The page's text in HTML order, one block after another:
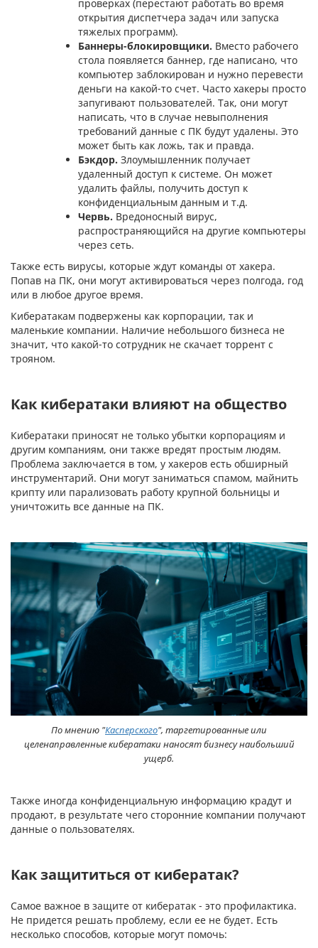
проверках (перестают работать во время
открытия диспетчера задач или запуска
тяжелых программ).
Баннеры-блокировщики. Вместо рабочего
стола появляется баннер, где написано, что
компьютер заблокирован и нужно перевести
деньги на какой-то счет. Часто хакеры просто
запугивают пользователей. Так, они могут
написать, что в случае невыполнения
требований данные с ПК будут удалены. Это
может быть как ложь, так и правда.
Бэкдор. Злоумышленник получает
удаленный доступ к системе. Он может
удалить файлы, получить доступ к
конфиденциальным данным и т.д.
Червь. Вредоносный вирус,
распространяющийся на другие компьютеры
через сеть.
Также есть вирусы, которые ждут команды от хакера.
Попав на ПК, они могут активироваться через полгода, год
или в любое другое время.
Кибератакам подвержены как корпорации, так и
маленькие компании. Наличие небольшого бизнеса не
значит, что какой-то сотрудник не скачает торрент с
трояном.
Как кибератаки влияют на общество
Кибератаки приносят не только убытки корпорациям и
другим компаниям, они также вредят простым людям.
Проблема заключается в том, у хакеров есть обширный
инструментарий. Они могут заниматься спамом, майнить
крипту или парализовать работу крупной больницы и
уничтожить все данные на ПК.
По мнению "Касперского", таргетированные или
целенаправленные кибератаки наносят бизнесу наибольший
ущерб.
Также иногда конфиденциальную информацию крадут и
продают, в результате чего сторонние компании получают
данные о пользователях.
Как защититься от кибератак?
Самое важное в защите от кибератак - это профилактика.
Не придется решать проблему, если ее не будет. Есть
несколько способов, которые могут помочь: